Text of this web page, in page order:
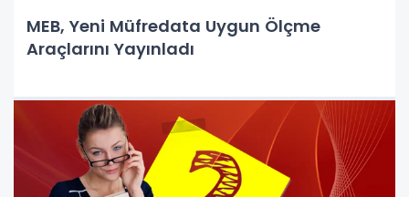
MEB, Yeni Müfredata Uygun Ölçme
Araçlarını Yayınladı